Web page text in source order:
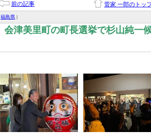
前の記事 菅家 一郎のトッ
福島県 |
会津美里町の町長選挙で杉山純一